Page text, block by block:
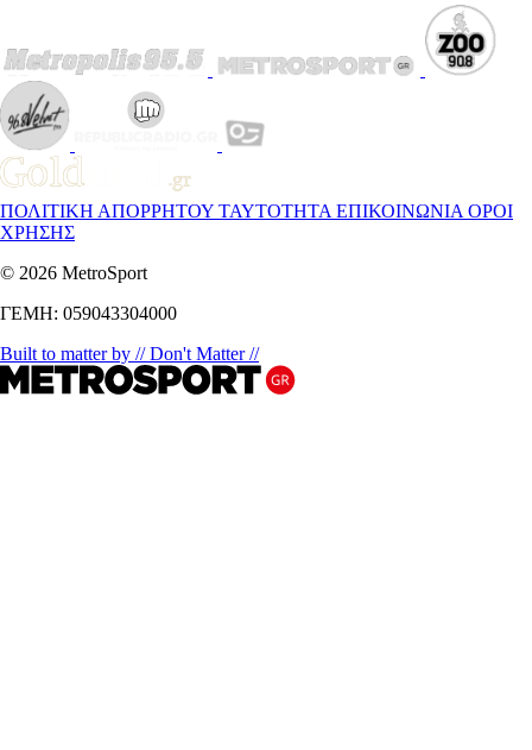
ΠΟΛΙΤΙΚΗ ΑΠΟΡΡΗΤΟΥ ΤΑΥΤΟΤΗΤΑ ΕΠΙΚΟΙΝΩΝΙΑ ΟΡΟΙ
ΧΡΗΣΗΣ
© 2026 MetroSport
ΓΕΜΗ: 059043304000
Built to matter by // Don't Matter //